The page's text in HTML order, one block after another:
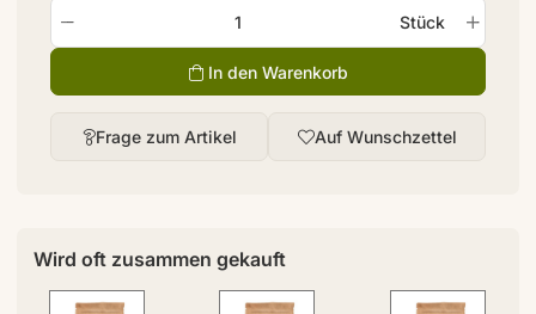
Frage zum Artikel Auf Wunschzettel
Stück
In den Warenkorb
Wird oft zusammen gekauft